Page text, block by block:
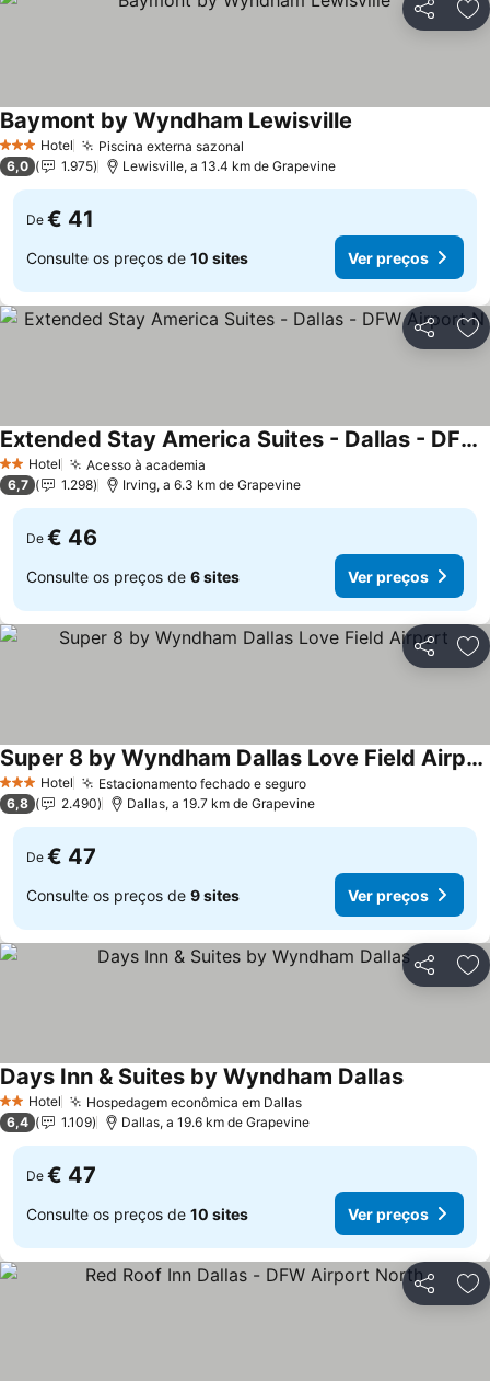
Partilhar
3 EstrelasHotel Piscina externa sazonal
Baymont by Wyndham Lewisville
6,0 1.975 Lewisville, a 13.4 km de Grapevine
De € 41
Consulte os preços de 10 sites Ver preços
Partilhar
2 Estrelas
Hotel Acesso à academia
Extended Stay America Suites - Dallas - DFW Airport N
Ver preços
6,7 1.298 Irving, a 6.3 km de Grapevine
De € 46
Consulte os preços de 6 sites Ver preços
Partilhar
3 EstrelasHotel Estacionamento fechado e seguroVer preços
Super 8 by Wyndham Dallas Love Field Airport
Ver preços
6,8 2.490 Dallas, a 19.7 km de Grapevine
De € 47
Consulte os preços de 9 sites Ver preços
Partilhar
2 Estrelas
Hotel Hospedagem econômica em DallasVer preços
Days Inn & Suites by Wyndham DallasVer
6,4 1.109 Dallas, a 19.6 km de Grapevine
De € 47
Consulte os preços de 10 sites Ver preços
Partilhar